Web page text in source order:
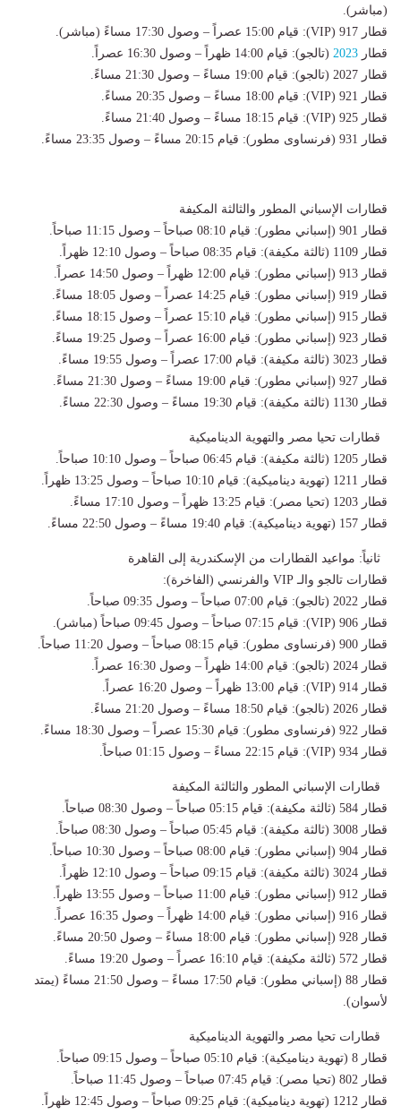
(مباشر).
قطار 917 (VIP): قيام 15:00 عصراً – وصول 17:30 مساءً (مباشر).
قطار 2023 (تالجو): قيام 14:00 ظهراً – وصول 16:30 عصراً.
قطار 2027 (تالجو): قيام 19:00 مساءً – وصول 21:30 مساءً.
قطار 921 (VIP): قيام 18:00 مساءً – وصول 20:35 مساءً.
قطار 925 (VIP): قيام 18:15 مساءً – وصول 21:40 مساءً.
قطار 931 (فرنساوى مطور): قيام 20:15 مساءً – وصول 23:35 مساءً.
قطارات الإسباني المطور والثالثة المكيفة
قطار 901 (إسباني مطور): قيام 08:10 صباحاً – وصول 11:15 صباحاً.
قطار 1109 (ثالثة مكيفة): قيام 08:35 صباحاً – وصول 12:10 ظهراً.
قطار 913 (إسباني مطور): قيام 12:00 ظهراً – وصول 14:50 عصراً.
قطار 919 (إسباني مطور): قيام 14:25 عصراً – وصول 18:05 مساءً.
قطار 915 (إسباني مطور): قيام 15:10 عصراً – وصول 18:15 مساءً.
قطار 923 (إسباني مطور): قيام 16:00 عصراً – وصول 19:25 مساءً.
قطار 3023 (ثالثة مكيفة): قيام 17:00 عصراً – وصول 19:55 مساءً.
قطار 927 (إسباني مطور): قيام 19:00 مساءً – وصول 21:30 مساءً.
قطار 1130 (ثالثة مكيفة): قيام 19:30 مساءً – وصول 22:30 مساءً.
قطارات تحيا مصر والتهوية الديناميكية
قطار 1205 (ثالثة مكيفة): قيام 06:45 صباحاً – وصول 10:10 صباحاً.
قطار 1211 (تهوية ديناميكية): قيام 10:10 صباحاً – وصول 13:25 ظهراً.
قطار 1203 (تحيا مصر): قيام 13:25 ظهراً – وصول 17:10 مساءً.
قطار 157 (تهوية ديناميكية): قيام 19:40 مساءً – وصول 22:50 مساءً.
ثانياً: مواعيد القطارات من الإسكندرية إلى القاهرة
قطارات تالجو والـ VIP والفرنسي (الفاخرة):
قطار 2022 (تالجو): قيام 07:00 صباحاً – وصول 09:35 صباحاً.
قطار 906 (VIP): قيام 07:15 صباحاً – وصول 09:45 صباحاً (مباشر).
قطار 900 (فرنساوى مطور): قيام 08:15 صباحاً – وصول 11:20 صباحاً.
قطار 2024 (تالجو): قيام 14:00 ظهراً – وصول 16:30 عصراً.
قطار 914 (VIP): قيام 13:00 ظهراً – وصول 16:20 عصراً.
قطار 2026 (تالجو): قيام 18:50 مساءً – وصول 21:20 مساءً.
قطار 922 (فرنساوى مطور): قيام 15:30 عصراً – وصول 18:30 مساءً.
قطار 934 (VIP): قيام 22:15 مساءً – وصول 01:15 صباحاً.
قطارات الإسباني المطور والثالثة المكيفة
قطار 584 (ثالثة مكيفة): قيام 05:15 صباحاً – وصول 08:30 صباحاً.
قطار 3008 (ثالثة مكيفة): قيام 05:45 صباحاً – وصول 08:30 صباحاً.
قطار 904 (إسباني مطور): قيام 08:00 صباحاً – وصول 10:30 صباحاً.
قطار 3024 (ثالثة مكيفة): قيام 09:15 صباحاً – وصول 12:10 ظهراً.
قطار 912 (إسباني مطور): قيام 11:00 صباحاً – وصول 13:55 ظهراً.
قطار 916 (إسباني مطور): قيام 14:00 ظهراً – وصول 16:35 عصراً.
قطار 928 (إسباني مطور): قيام 18:00 مساءً – وصول 20:50 مساءً.
قطار 572 (ثالثة مكيفة): قيام 16:10 عصراً – وصول 19:20 مساءً.
قطار 88 (إسباني مطور): قيام 17:50 مساءً – وصول 21:50 مساءً (يمتد
لأسوان).
قطارات تحيا مصر والتهوية الديناميكية
قطار 8 (تهوية ديناميكية): قيام 05:10 صباحاً – وصول 09:15 صباحاً.
قطار 802 (تحيا مصر): قيام 07:45 صباحاً – وصول 11:45 صباحاً.
قطار 1212 (تهوية ديناميكية): قيام 09:25 صباحاً – وصول 12:45 ظهراً.